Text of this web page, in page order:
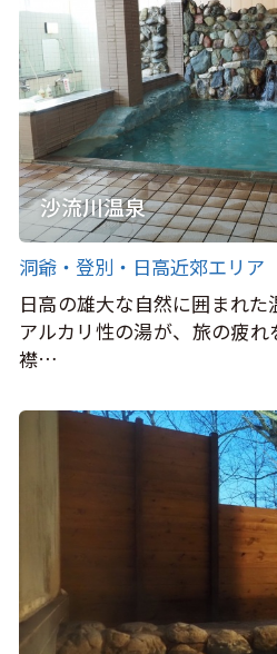
沙流川温泉
洞爺・登別・日高近郊エリア
日高の雄大な自然に囲まれ
アルカリ性の湯が、旅の疲
襟…